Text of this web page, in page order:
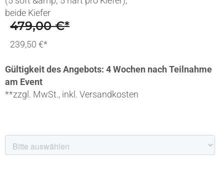
beide Kiefer
479,00 €*
239,50 €*
Gültigkeit des Angebots: 4 Wochen nach Teilnahme
am Event
**zzgl. MwSt., inkl. Versandkosten